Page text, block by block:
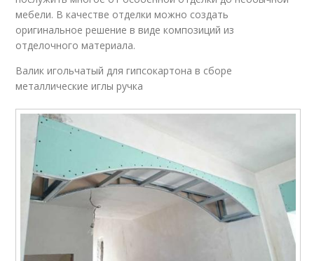
мебели. В качестве отделки можно создать
оригинальное решение в виде композиций из
отделочного материала.
Валик игольчатый для гипсокартона в сборе
металлические иглы ручка